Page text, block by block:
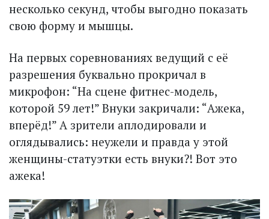
несколько секунд, чтобы выгодно показать
свою форму и мышцы.
На первых соревнованиях ведущий с её
разрешения буквально прокричал в
микрофон: “На сцене фитнес-модель,
которой 59 лет!” Внуки закричали: “Ажека,
вперёд!” А зрители аплодировали и
оглядывались: неужели и правда у этой
женщины-статуэтки есть внуки?! Вот это
ажека!